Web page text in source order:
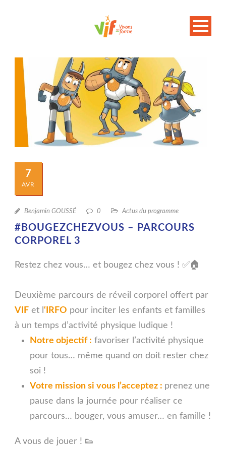
7
AVR
Benjamin GOUSSÉ 0 Actus du programme
#BOUGEZCHEZVOUS – PARCOURS
CORPOREL 3
Restez chez vous… et bougez chez vous ! ✅🏠
Deuxième parcours de réveil corporel offert par
VIF et l ‘ IRFO pour inciter les enfants et familles
à un temps d’activité physique ludique !
Notre objectif : favoriser l’activité physique
pour tous… même quand on doit rester chez
soi !
Votre mission si vous l’acceptez : prenez une
pause dans la journée pour réaliser ce
parcours… bouger, vous amuser… en famille !
A vous de jouer ! 👟